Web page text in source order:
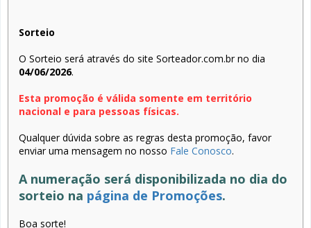
Sorteio
O Sorteio será através do site Sorteador.com.br no dia
04/06/2026.
Esta promoção é válida somente em território
nacional e para pessoas físicas.
Qualquer dúvida sobre as regras desta promoção, favor
enviar uma mensagem no nosso Fale Conosco.
A numeração será disponibilizada no dia do
sorteio na página de Promoções.
Boa sorte!